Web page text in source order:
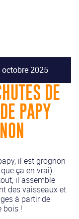
octobre 2025
DE
PAPY
il est grognon
ça en vrai)
il assemble
des vaisseaux et
à partir de
bois !